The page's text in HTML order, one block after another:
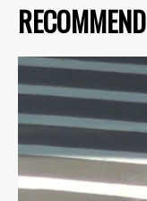
RECOMMEND